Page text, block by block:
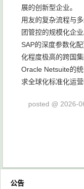
展的创新型企业。
用友的复杂流程与
团管控的规模化企业
SAP的深度参数化
化程度极高的跨国集
Oracle Netsuite的
求全球化标准化运营
posted @ 2026-
公告